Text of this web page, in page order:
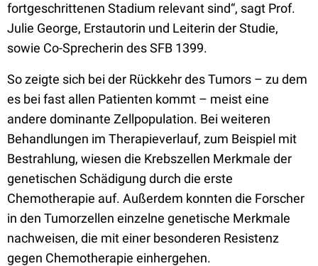
fortgeschrittenen Stadium relevant sind“, sagt Prof.
Julie George, Erstautorin und Leiterin der Studie,
sowie Co-Sprecherin des SFB 1399.
So zeigte sich bei der Rückkehr des Tumors – zu dem
es bei fast allen Patienten kommt – meist eine
andere dominante Zellpopulation. Bei weiteren
Behandlungen im Therapieverlauf, zum Beispiel mit
Bestrahlung, wiesen die Krebszellen Merkmale der
genetischen Schädigung durch die erste
Chemotherapie auf. Außerdem konnten die Forscher
in den Tumorzellen einzelne genetische Merkmale
nachweisen, die mit einer besonderen Resistenz
gegen Chemotherapie einhergehen.